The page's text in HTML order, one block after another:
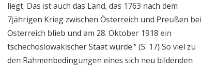
liegt. Das ist auch das Land, das 1763 nach dem
7jährigen Krieg zwischen Österreich und Preußen bei
Österreich blieb und am 28. Oktober 1918 ein
tschechoslowakischer Staat wurde.“ (S. 17) So viel zu
den Rahmenbedingungen eines sich neu bildenden